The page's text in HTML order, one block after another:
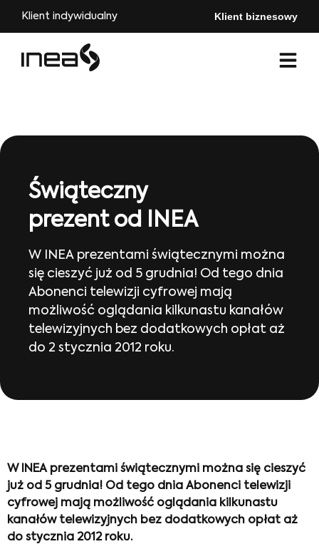
Klient indywidualny Klient biznesowy
Świąteczny
prezent od INEA
W INEA prezentami świątecznymi można
się cieszyć już od 5 grudnia! Od tego dnia
Abonenci telewizji cyfrowej mają
możliwość oglądania kilkunastu kanałów
telewizyjnych bez dodatkowych opłat aż
do 2 stycznia 2012 roku.
W INEA prezentami świątecznymi można się cieszyć
już od 5 grudnia! Od tego dnia Abonenci telewizji
cyfrowej mają możliwość oglądania kilkunastu
kanałów telewizyjnych bez dodatkowych opłat aż
do stycznia 2012 roku.